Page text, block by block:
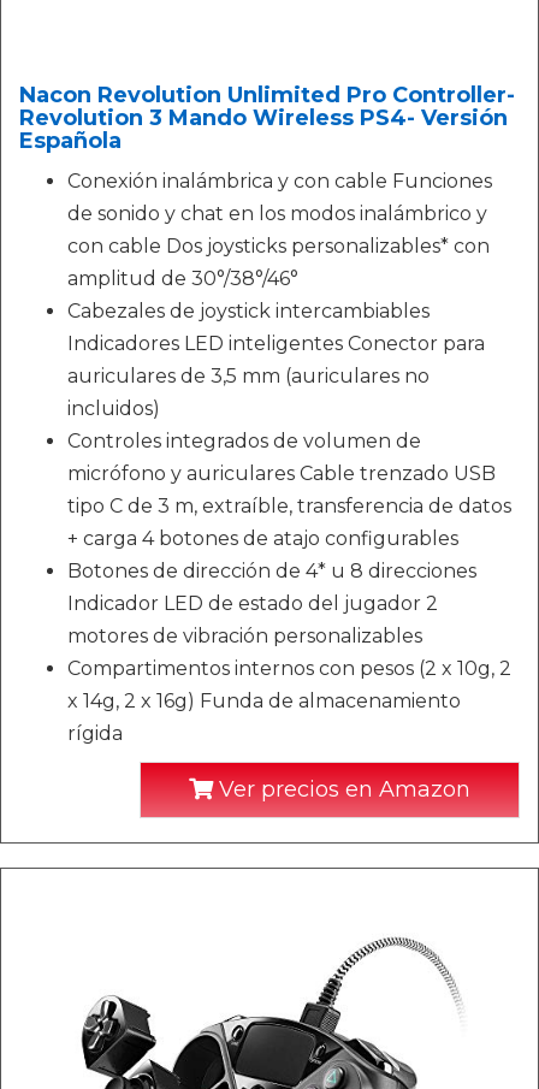
Nacon Revolution Unlimited Pro Controller-
Revolution 3 Mando Wireless PS4- Versión
Española
Conexión inalámbrica y con cable Funciones
de sonido y chat en los modos inalámbrico y
con cable Dos joysticks personalizables* con
amplitud de 30°/38°/46°
Cabezales de joystick intercambiables
Indicadores LED inteligentes Conector para
auriculares de 3,5 mm (auriculares no
incluidos)
Controles integrados de volumen de
micrófono y auriculares Cable trenzado USB
tipo C de 3 m, extraíble, transferencia de datos
+ carga 4 botones de atajo configurables
Botones de dirección de 4* u 8 direcciones
Indicador LED de estado del jugador 2
motores de vibración personalizables
Compartimentos internos con pesos (2 x 10g, 2
x 14g, 2 x 16g) Funda de almacenamiento
rígida
Ver precios en Amazon